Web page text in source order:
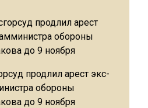
продлил арест экс-
обороны
до 9 ноября